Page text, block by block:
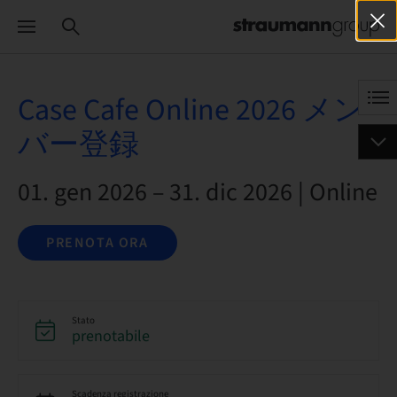
Case Cafe Online 2026 メン
バー登録
01. gen 2026 – 31. dic 2026 | Online
PRENOTA ORA
Stato
prenotabile
Scadenza registrazione